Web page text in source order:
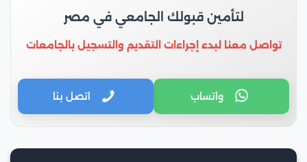
لتأمين قبولك الجامعي في مصر
تواصل معنا لبدء إجراءات التقديم والتسجيل بالجامعات
واتساب اتصل بنا